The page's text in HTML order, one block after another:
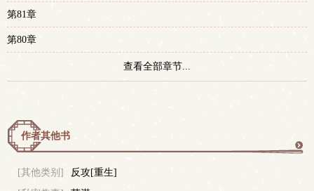
第81章
第80章
查看全部章节...
作者其他书
[其他类别]
反攻[重生]